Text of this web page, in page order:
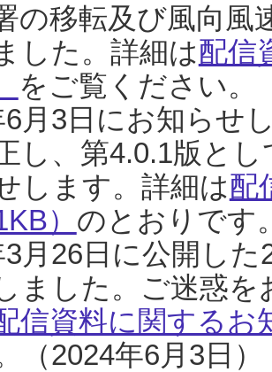
の移転及び風向風
した。詳細は配信
をご覧ください。
月3日にお知らせ
し、第4.0.1版と
します。詳細は配
） のとおりです
月26日に公開し
ました。ご迷惑
信資料に関するお
（2024年6月3日）